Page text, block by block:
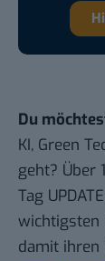
Du
KI, Green
geht? Über
Tag
wichtigsten
damit ihren